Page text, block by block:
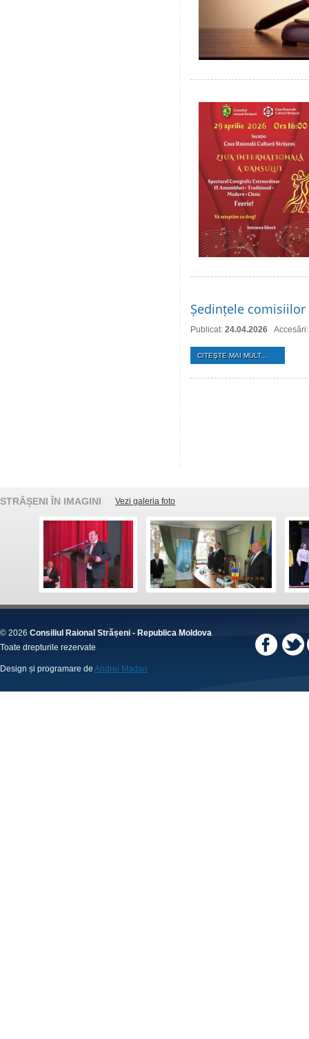
Ședințele
Publicat: 24.04.2026
CITEŞTE MAI MULT...
STRĂȘENI ÎN IMAGINI Vezi galeria foto
© 2026 Consiliul Raional Strășeni - Republica Moldova
Toate drepturile rezervate
Design și programare de Andrei Madan